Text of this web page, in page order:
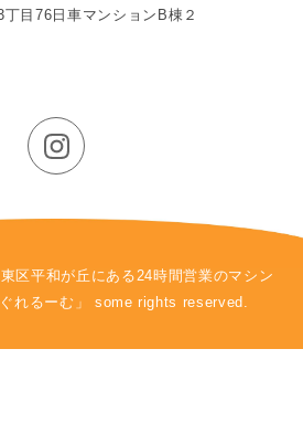
目76日車マンションB棟２
区平和が丘にある24時間営業のマシン
れるーむ」 some rights reserved.